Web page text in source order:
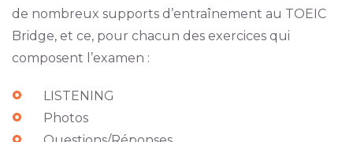
de nombreux supports d’entraînement au TOEIC
Bridge, et ce, pour chacun des exercices qui
composent l’examen :
LISTENING
Photos